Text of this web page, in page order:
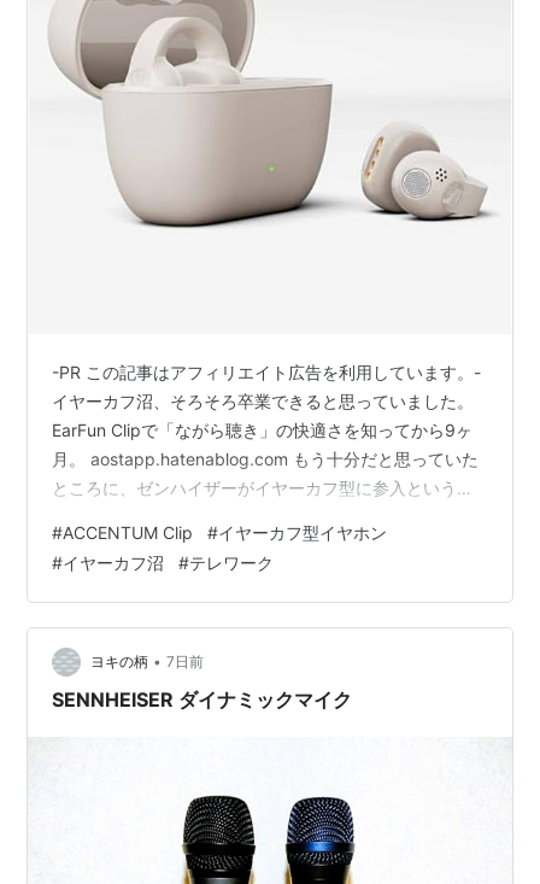
-PR この記事はアフィリエイト広告を利用しています。-
イヤーカフ沼、そろそろ卒業できると思っていました。
EarFun Clipで「ながら聴き」の快適さを知ってから9ヶ
月。 aostapp.hatenablog.com もう十分だと思っていた
ところに、ゼンハイザーがイヤーカフ型に参入というニ
の沼に本気で足を突っ込んできたということでしょう
か？ 「マイクで外を作る」のではなく、そもそも塞がな
い EarFun Clipを選んだ理由は単純です。耳を塞がないま
ま音楽を聴きたい、それだけです。 ですが今回
ACCENTUM Clipの情報を追っていて、…
#ACCENTUM Clip #イヤーカフ型イヤホン
#イヤーカフ沼 #テレワーク
ヨキの柄 • 7日前
SENNHEISER ダイナミックマイク